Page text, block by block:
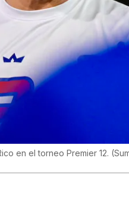
en el torneo Premier 12. (